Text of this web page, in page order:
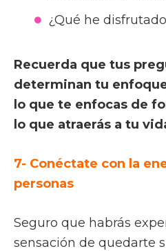
¿Qué he
Recuerda que tus
determinan tu
lo que te enfocas de
lo que atraerás a tu
7- Conéctate con la
personas
Seguro que habrás
sensación de quedarte